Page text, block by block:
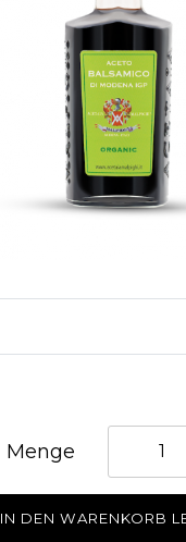
Menge Quantità
IN DEN WARENKORB